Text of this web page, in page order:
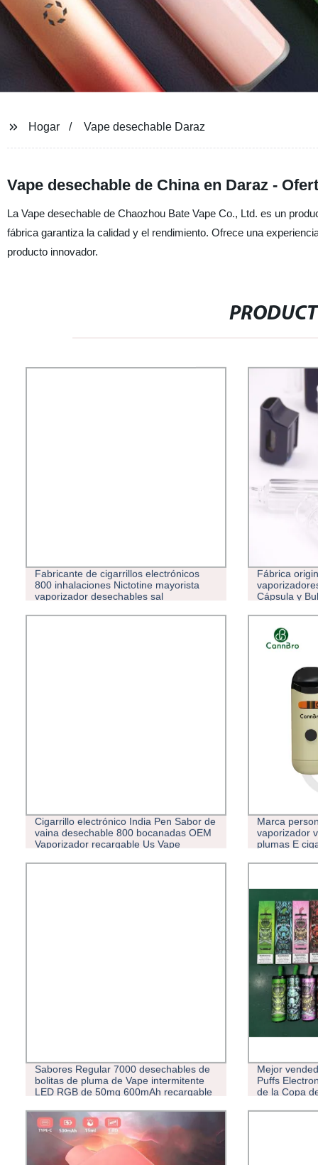
Hogar Vape desechable Daraz
Vape desechable de China en Daraz -
La Vape desechable de Chaozhou Bate Vape Co., Ltd. es un
fábrica garantiza la calidad y el rendimiento. Ofrece una
producto innovador.
Fabricante de cigarrillos electrónicos
800 inhalaciones Nictotine mayorista
vaporizador desechables sal
Fábrica
Cápsula y
Cigarrillo electrónico India Pen Sabor de
vaina desechable 800 bocanadas OEM
Vaporizador recargable Us Vape
Marca
vaporizador
plumas E
Sabores Regular 7000 desechables de
bolitas de pluma de Vape intermitente
LED RGB de 50mg 600mAh recargable
humo Vape
Mejor
Puffs
de la Copa